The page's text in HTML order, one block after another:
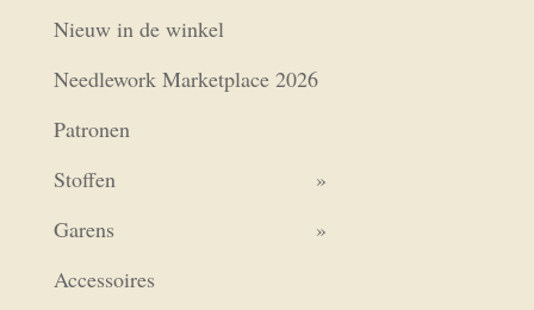
Nieuw in de winkel
Needlework Marketplace 2026
Patronen
Stoffen
Garens
Accessoires